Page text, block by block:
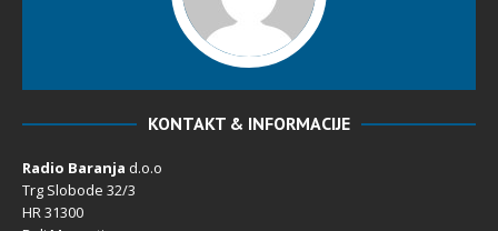
KONTAKT & INFORMACIJE
Radio Baranja d.o.o
Trg Slobode 32/3
HR 31300